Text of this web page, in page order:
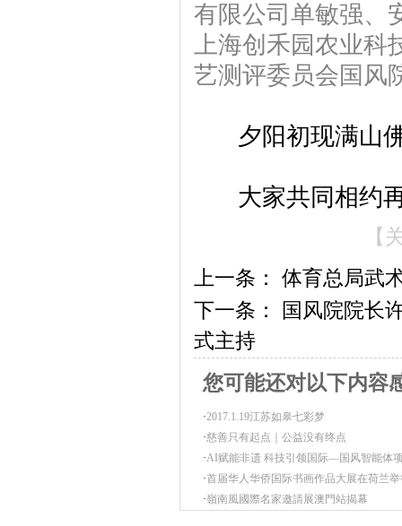
有限公司单敏强、
上海创禾园农业科
艺测评委员会国风
夕阳初现满山佛
大家共同相约再
【
上一条： 体育总局武
下一条： 国风院院长
式主持
您可能还对以下内容
·2017.1.19江苏如皋七彩梦
·慈善只有起点｜公益没有终点
·AI赋能非遗 科技引领国际—国风智能体
·首届华人华侨国际书画作品大展在荷兰
·嶺南風國際名家邀請展澳門站揭幕